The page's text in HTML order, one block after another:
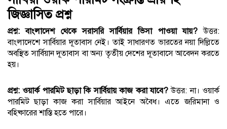
জিজ্ঞাসিত প্রশ্ন
প্রশ্ন: বাংলাদেশ থেকে সরাসরি সার্বিয়ার ভিসা পাওয়া যায়?উত্তর:
বাংলাদেশে সার্বিয়ার দূতাবাস নেই। তাই সাধারণত ভারতের নয়া দিল্লিতে
অবস্থিত সার্বিয়ান দূতাবাস বা অন্য তৃতীয় দেশের দূতাবাসে আবেদন করতে
হয়।
প্রশ্ন: ওয়ার্ক পারমিট ছাড়া কি সার্বিয়ায় কাজ করা যাবে?উত্তর: না। ওয়ার্ক
পারমিট ছাড়া কাজ করা সার্বিয়ার আইনে অবৈধ। এতে জরিমানা ও
বহিষ্কারের শাস্তি হতে পারে।